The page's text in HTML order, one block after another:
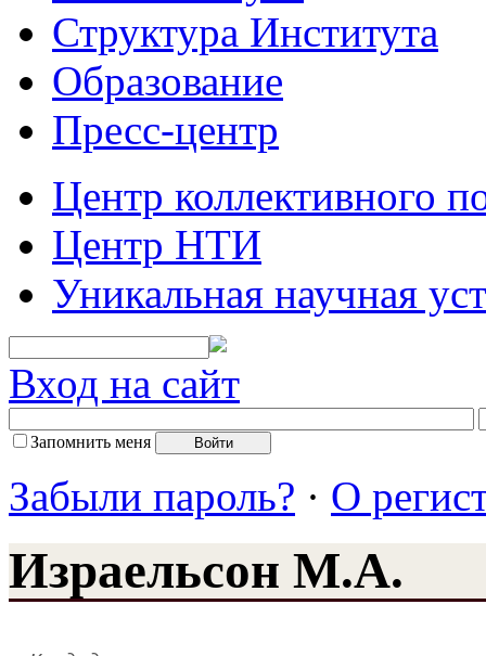
Структура Института
Образование
Пресс-центр
Центр коллективного
Центр НТИ
Уникальная научная
Вход на сайт
Запомнить меня
Забыли пароль? · О
Израельсон М.А.